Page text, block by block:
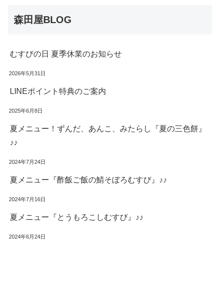
森田屋BLOG
むすびの日 夏季休業のお知らせ
2026年5月31日
LINEポイント特典のご案内
2025年6月8日
夏メニュー！ずんだ、あんこ、みたらし『夏の三色餅』
♪♪
2024年7月24日
夏メニュー『酢飯ご飯の鯖そぼろむすび』♪♪
2024年7月16日
夏メニュー『とうもろこしむすび』♪♪
2024年6月24日